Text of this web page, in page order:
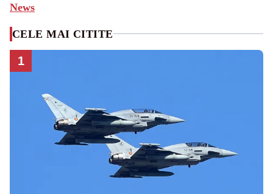
News
CELE MAI CITITE
1